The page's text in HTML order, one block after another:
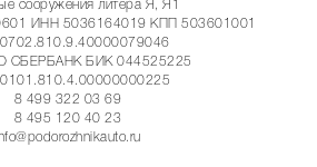
сооружения литера Я, Я1
ИНН 5036164019 КПП 503601001
СБЕРБАНК БИК 044525225
8 499 322 03 69
8 495 120 40 23